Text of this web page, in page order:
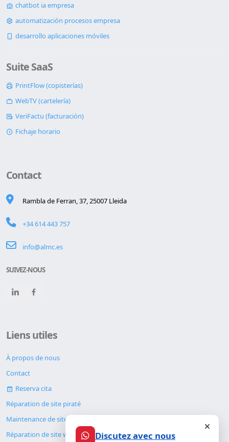
chatbot ia empresa
automatización procesos empresa
desarrollo aplicaciones móviles
Suite SaaS
PrintFlow (copisterías)
WebTV (cartelería)
VeriFactu (facturación)
Fichaje horario
Contact
Rambla de Ferran, 37, 25007 Lleida
+34 614 443 757
info@almc.es
SUIVEZ-NOUS
Liens utiles
À propos de nous
Contact
Reserva cita
Réparation de site piraté
Maintenance de site web
Réparation de site web
Discutez avec nous